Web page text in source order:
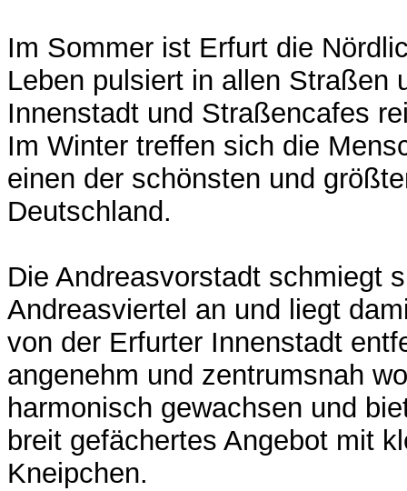
Im Sommer ist Erfurt die
Leben pulsiert in allen Straßen
Innenstadt und Straßencafes
Im Winter treffen sich die
einen der schönsten und
Deutschland.
Die Andreasvorstadt schmiegt
Andreasviertel an und liegt
von der Erfurter Innenstadt
angenehm und zentrumsnah
harmonisch gewachsen und
breit gefächertes Angebot mit
Kneipchen.